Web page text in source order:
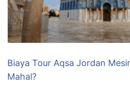
Biaya Tour Aqsa Jordan
Mahal?